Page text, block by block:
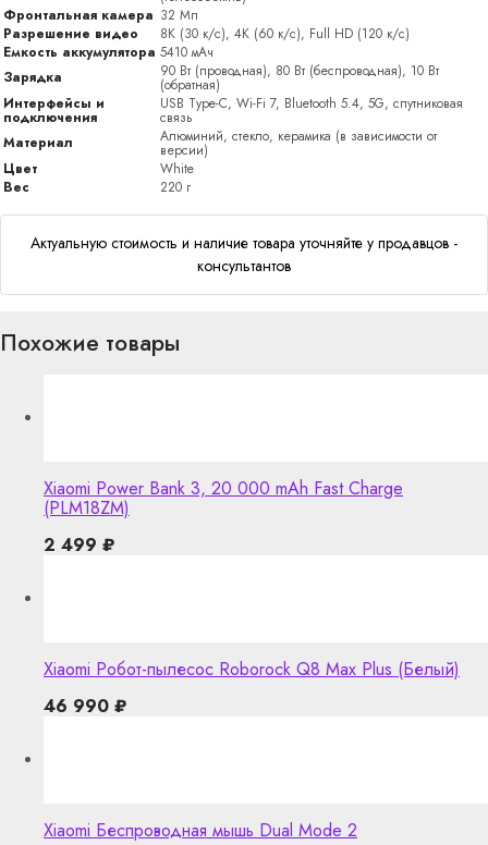
Фронтальная камера 32 Мп
Разрешение видео
8K (30 к/с), 4K (60 к/с), Full HD (120 к/с)
Емкость аккумулятора 5410 мАч
Зарядка
90 Вт (проводная), 80 Вт (беспроводная), 10 Вт
(обратная)
Интерфейсы и
подключения
USB Type-C, Wi-Fi 7, Bluetooth 5.4, 5G, спутниковая
связь
Материал
Алюминий, стекло, керамика (в зависимости от
версии)
Цвет
White
Вес
220 г
Актуальную стоимость и наличие товара уточняйте у продавцов -
консультантов
Похожие товары
Xiaomi Power Bank 3, 20 000 mAh Fast Charge
(PLM18ZM)
2 499 ₽
Xiaomi Робот-пылесос Roborock Q8 Max Plus (Белый)
46 990 ₽
Xiaomi Беспроводная мышь Dual Mode 2